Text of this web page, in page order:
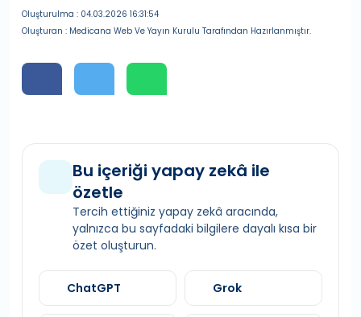
Oluşturulma : 04.03.2026 16:31:54
Oluşturan : Medicana Web Ve Yayın Kurulu Tarafından Hazırlanmıştır.
Bu içeriği yapay zekâ ile
özetle
Tercih ettiğiniz yapay zekâ aracında,
yalnızca bu sayfadaki bilgilere dayalı kısa bir
özet oluşturun.
ChatGPT Grok